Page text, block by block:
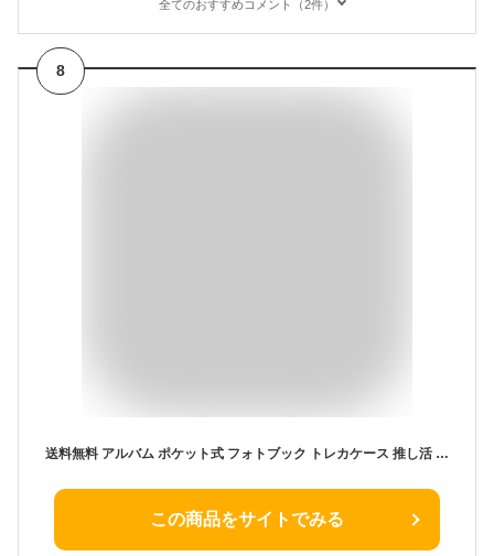
全てのおすすめコメント（2件）
8
送料無料 アルバム ポケット式 フォトブック トレカケース 推し活 収納 推し カラー コレクトブック ポラロイド チェキ 写真入れ 64枚収納 可愛い 整理整頓 ファイル コンパクト 可愛い 無地 柄
この商品をサイトでみる